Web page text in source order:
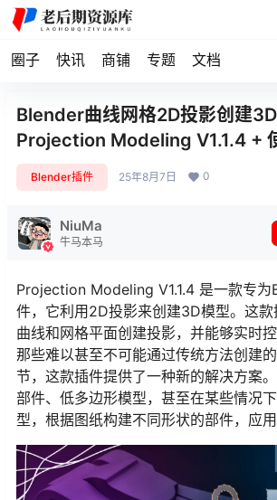
圈子 快讯 商铺 专题 文档
Blender曲线网格2D投影创建
Projection Modeling V1.1.4 +
Blender插件 25年8月7日 0
NiuMa
牛马本马
Projection Modeling V1.1.4 是一款专为
件，它利用2D投影来创建3D模型。这
曲线和网格平面创建投影，并能够实时
那些难以甚至不可能通过传统方法创建
节，这款插件提供了一种新的解决方案
部件、低多边形模型，甚至在某些情况
型，根据图纸构建不同形状的部件，应用